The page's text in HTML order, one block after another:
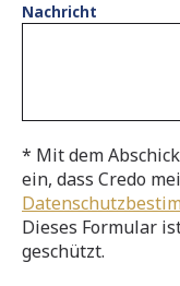
Nachricht
* Mit dem
ein, dass Credo
Dieses Formular
geschützt.